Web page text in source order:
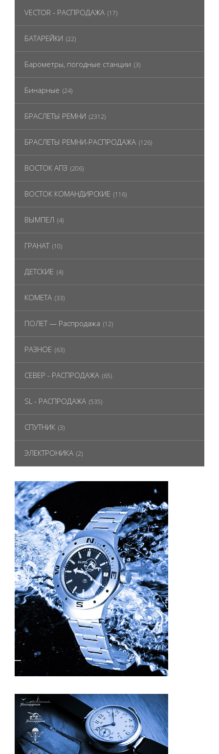
VECTOR - РАСПРОДАЖА (17)
БАТАРЕЙКИ (22)
Барометры, погодные станции (3)
Бинарные (24)
БРАСЛЕТЫ РЕМНИ (2312)
БРАСЛЕТЫ РЕМНИ-РАСПРОДАЖА (126)
ВОСТОК АПЗ (206)
ВОСТОК КОМАНДИРСКИЕ (116)
ВЫМПЕЛ (4)
ГРАНАТ (10)
ДЕТСКИЕ (4)
КОМЕТА (33)
ПОЛЕТ — Распродажа (12)
РАЗНОЕ (63)
СЕВЕР - РАСПРОДАЖА (65)
SL - РАСПРОДАЖА (535)
СПУТНИК (3)
ЭЛЕКТРОНИКА (2)